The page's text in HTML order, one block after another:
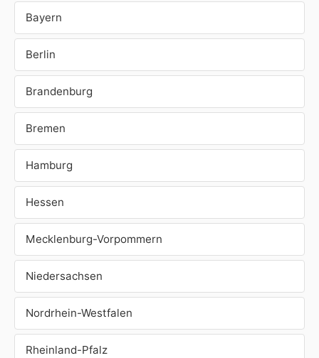
Bayern
Berlin
Brandenburg
Bremen
Hamburg
Hessen
Mecklenburg-Vorpommern
Niedersachsen
Nordrhein-Westfalen
Rheinland-Pfalz